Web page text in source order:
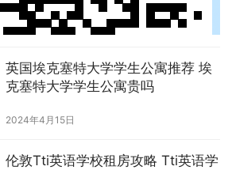
英国埃克塞特大学学生公寓推荐 埃
克塞特大学学生公寓贵吗
2024年4月15日
伦敦Tti英语学校租房攻略 Tti英语学